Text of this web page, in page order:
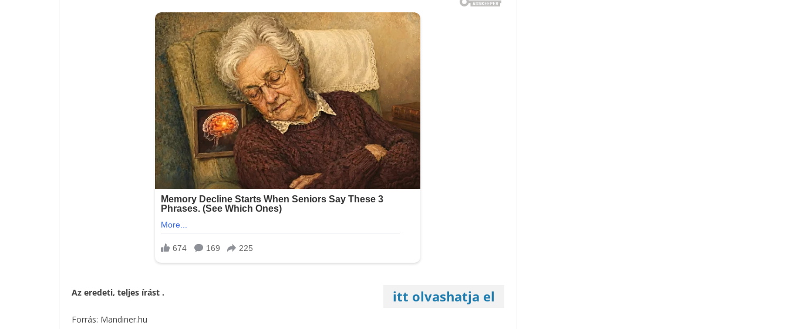
Az eredeti, teljes írást itt olvashatja el
.
Forrás: Mandiner.hu